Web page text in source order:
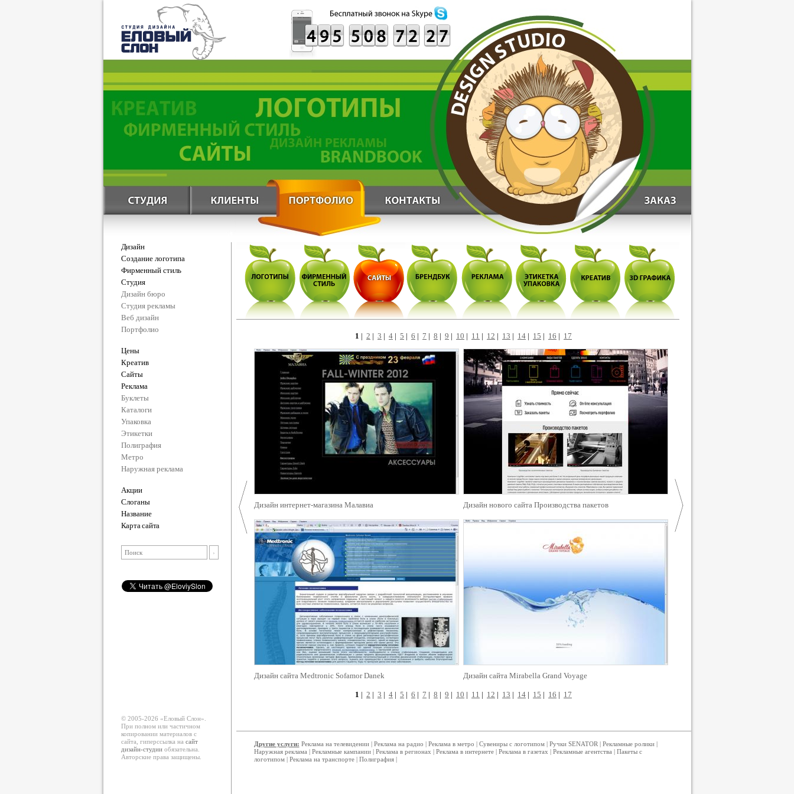
Дизайн
Создание логотипа
Фирменный стиль
Студия
Дизайн бюро
Студия рекламы
Веб дизайн
Портфолио
Цены
Креатив
Сайты
Реклама
Буклеты
Каталоги
Упаковка
Этикетки
Полиграфия
Метро
Наружная реклама
Акции
Слоганы
Название
Карта сайта
1 | 2 | 3 | 4 | 5 | 6 | 7 | 8 | 9 | 10 | 11 | 12 | 13 | 14 | 15 | 16 | 17
Дизайн интернет-магазина Малавиа Дизайн нового сайта Производства пакетов
Дизайн сайта Medtronic Sofamor Danek Дизайн сайта Mirabella Grand Voyage
1 | 2 | 3 | 4 | 5 | 6 | 7 | 8 | 9 | 10 | 11 | 12 | 13 | 14 | 15 | 16 | 17
© 2005-2026 «Еловый Cлон».
При полном или частичном
копировании материалов с
сайта, гиперссылка на сайт
дизайн-студииобязательна.
Авторские права защищены.
Другие услуги: Реклама на телевидении| Реклама на радио | Реклама в метро | Сувениры с логотипом| Ручки SENATOR | Рекламные ролики|
Наружная реклама | Рекламные кампании| Реклама в регионах | Реклама в интернете| Реклама в газетах | Рекламные агентства | Пакеты с
логотипом| Реклама на транспорте| Полиграфия|